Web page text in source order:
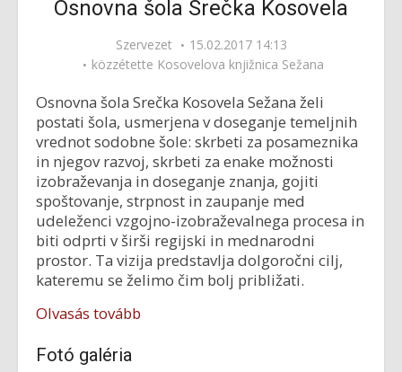
Osnovna šola Srečka Kosovela
Szervezet
15.02.2017 14:13
közzétette Kosovelova knjižnica Sežana
Osnovna šola Srečka Kosovela Sežana želi
postati šola, usmerjena v doseganje temeljnih
vrednot sodobne šole: skrbeti za posameznika
in njegov razvoj, skrbeti za enake možnosti
izobraževanja in doseganje znanja, gojiti
spoštovanje, strpnost in zaupanje med
udeleženci vzgojno-izobraževalnega procesa in
biti odprti v širši regijski in mednarodni
prostor. Ta vizija predstavlja dolgoročni cilj,
kateremu se želimo čim bolj približati.
Olvasás tovább
Fotó galéria